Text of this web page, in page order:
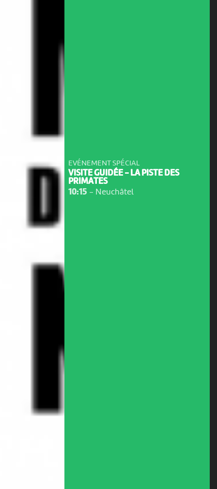
EVÉNEMENT SPÉCIAL
VISITE GUIDÉE - LA PISTE DES
PRIMATES
10:15 - Neuchâtel